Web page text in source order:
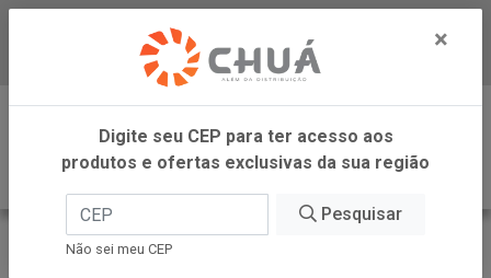
Baixe já nosso APP
0
INÍCIO
SC JOHNSON
×
Digite seu CEP para ter acesso aos
produtos e ofertas exclusivas da sua região
Pesquisar
Não sei meu CEP